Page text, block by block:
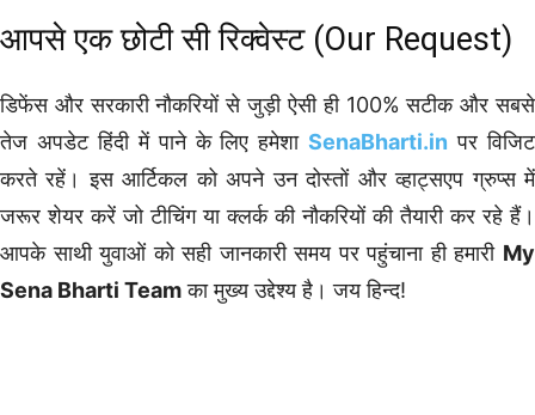
आपसे एक छोटी सी रिक्वेस्ट (Our Request)
डिफेंस और सरकारी नौकरियों से जुड़ी ऐसी ही 100% सटीक और सबसे
तेज अपडेट हिंदी में पाने के लिए हमेशाSenaBharti.in पर विजिट
करते रहें। इस आर्टिकल को अपने उन दोस्तों और व्हाट्सएप ग्रुप्स में
जरूर शेयर करें जो टीचिंग या क्लर्क की नौकरियों की तैयारी कर रहे हैं।
आपके साथी युवाओं को सही जानकारी समय पर पहुंचाना ही हमारी My
Sena Bharti Teamका मुख्य उद्देश्य है। जय हिन्द!